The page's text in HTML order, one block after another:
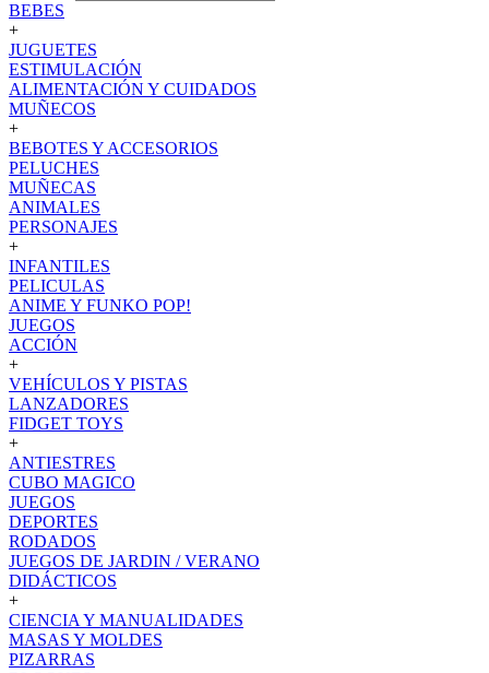
BEBES
+
JUGUETES
ESTIMULACIÓN
ALIMENTACIÓN Y CUIDADOS
MUÑECOS
+
BEBOTES Y ACCESORIOS
PELUCHES
MUÑECAS
ANIMALES
PERSONAJES
+
INFANTILES
PELICULAS
ANIME Y FUNKO POP!
JUEGOS
ACCIÓN
+
VEHÍCULOS Y PISTAS
LANZADORES
FIDGET TOYS
+
ANTIESTRES
CUBO MAGICO
JUEGOS
DEPORTES
RODADOS
JUEGOS DE JARDIN / VERANO
DIDÁCTICOS
+
CIENCIA Y MANUALIDADES
MASAS Y MOLDES
PIZARRAS